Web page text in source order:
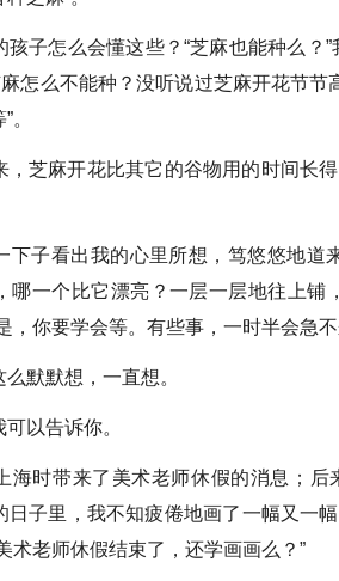
孩子怎么会懂这些？“芝麻也能种么？
麻怎么不能种？没听说过芝麻开花节
。
，芝麻开花比其它的谷物用的时间长
下子看出我的心里所想，笃悠悠地道
哪一个比它漂亮？一层一层地往上铺
，你要学会等。有些事，一时半会急不
默默想，一直想。
以告诉你。
海时带来了美术老师休假的消息；
子里，我不知疲倦地画了一幅又一
术老师休假结束了，还学画画么？”